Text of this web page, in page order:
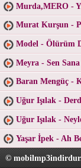
Murda,MERO -
Murat Kurşun -
Model - Ölürüm
Meyra - Sen
Baran Mengüç -
Uğur Işılak -
Uğur Işılak -
Yaşar İpek - Ah
©